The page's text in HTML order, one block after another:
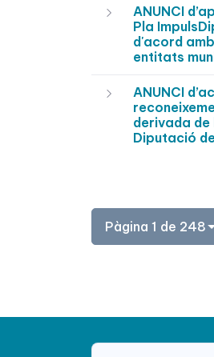
ANUNCI
Pla
d'acord
entitats
ANUNCI
derivada
Diputació
Pàgina 1 de 248